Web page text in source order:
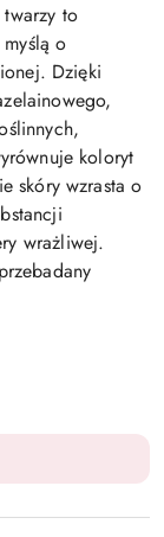
to
o
Dzięki
koloryt
skóry wzrasta o
wrażliwej.